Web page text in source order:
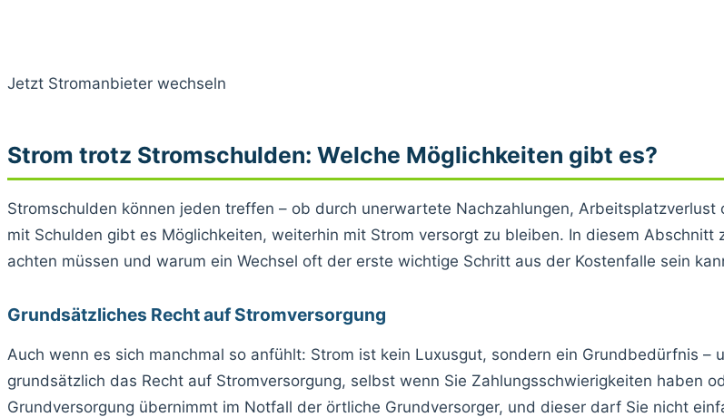
Jetzt Stromanbieter wechseln
Strom trotz Stromschulden: Welche Möglichkeiten gibt es?
Stromschulden können jeden treffen – ob durch unerwartete Nachzahlungen,
mit Schulden gibt es Möglichkeiten, weiterhin mit Strom versorgt zu bleiben. In diesem
achten müssen und warum ein Wechsel oft der erste wichtige Schritt aus der Kostenfalle sein
Grundsätzliches Recht auf Stromversorgung
Auch wenn es sich manchmal so anfühlt: Strom ist kein Luxusgut, sondern ein Grundbedürfnis
grundsätzlich das Recht auf Stromversorgung, selbst wenn Sie Zahlungsschwierigkeiten haben
Grundversorgung übernimmt im Notfall der örtliche Grundversorger, und dieser darf Sie nicht